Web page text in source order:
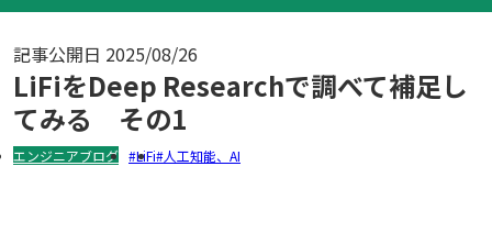
記事公開日 2025/08/26
LiFiをDeep Researchで調べて補足し
てみる その1
エンジニアブログ LiFi 人工知能、AI